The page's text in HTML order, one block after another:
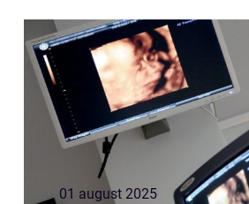
den kom...
01 august 2025